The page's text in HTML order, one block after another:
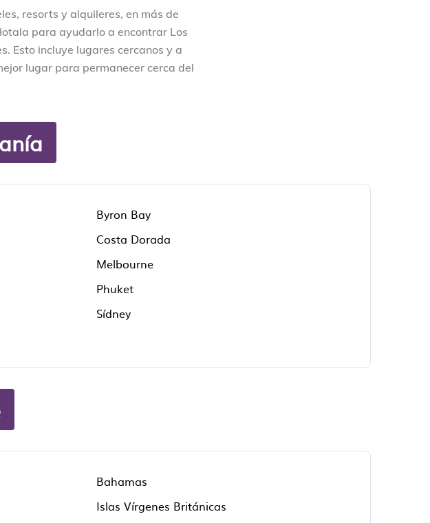
resorts y alquileres, en más de
para ayudarlo a encontrar Los
Esto incluye lugares cercanos y a
lugar para permanecer cerca del
Byron Bay
Costa Dorada
Melbourne
Phuket
Sídney
Bahamas
Islas Vírgenes Británicas